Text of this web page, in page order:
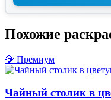
Похожие
💎 Премиум
Чайный столик в